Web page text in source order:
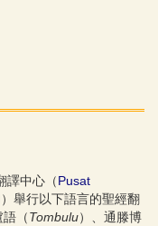
譯中心（Pusat
）舉行以下語言的聖經翻
語（Tombulu）、通滕博